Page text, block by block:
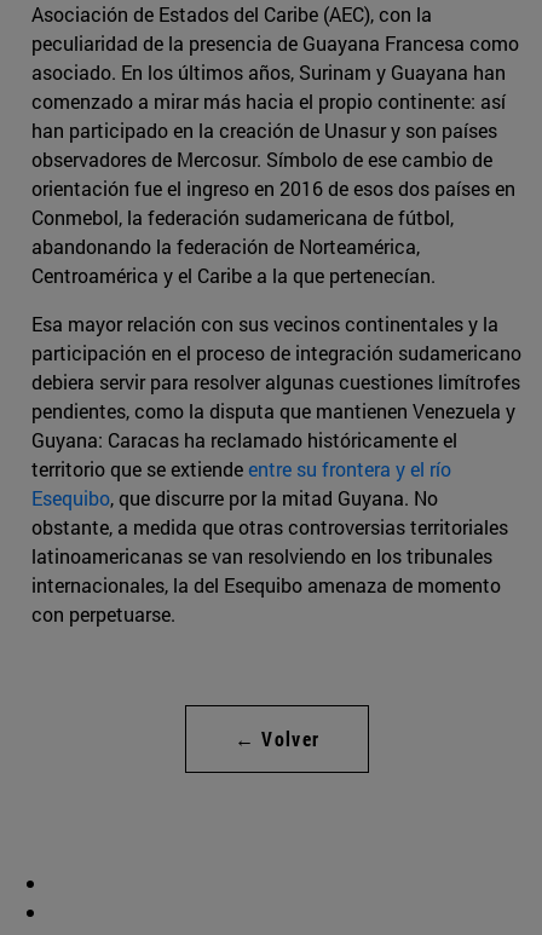
Asociación de Estados del Caribe (AEC), con la
peculiaridad de la presencia de Guayana Francesa como
asociado. En los últimos años, Surinam y Guayana han
comenzado a mirar más hacia el propio continente: así
han participado en la creación de Unasur y son países
observadores de Mercosur. Símbolo de ese cambio de
orientación fue el ingreso en 2016 de esos dos países en
Conmebol, la federación sudamericana de fútbol,
abandonando la federación de Norteamérica,
Centroamérica y el Caribe a la que pertenecían.
Esa mayor relación con sus vecinos continentales y la
participación en el proceso de integración sudamericano
debiera servir para resolver algunas cuestiones limítrofes
pendientes, como la disputa que mantienen Venezuela y
Guyana: Caracas ha reclamado históricamente el
territorio que se extiendeentre su frontera y el río
Esequibo, que discurre por la mitad Guyana. No
obstante, a medida que otras controversias territoriales
latinoamericanas se van resolviendo en los tribunales
internacionales, la del Esequibo amenaza de momento
con perpetuarse.
← Volver